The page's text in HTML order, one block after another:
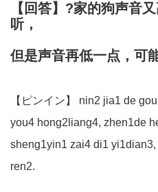
【回答】?家的狗声音
听，
但是声音再低一点，可
【ピンイン】 nin2 jia1 de
you4 hong2liang4, zhen1de
sheng1yin1 zai4 di1
ren2.